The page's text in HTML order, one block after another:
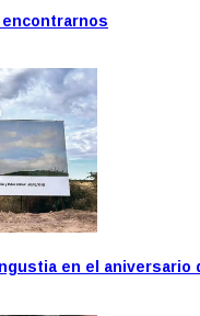
en el aniversario